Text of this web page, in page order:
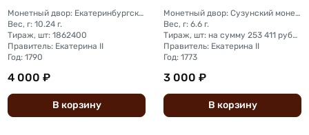
Монетный двор: Екатеринбургский монетный двор
Вес, г: 10.24 г.
Тираж, шт: 1862400
Правитель: Екатерина II
Год: 1790
4 000 ₽
В корзину
Монетный двор: Сузунский монетный двор (Сибирь)
Вес, г: 6.6 г.
Тираж, шт: на сумму 253 411 рублей 90 копеек (сумма 10 копеек + 5 копеек +2 копейки + 1 копейка + денга + полушка)
Правитель: Екатерина II
Год: 1773
3 000 ₽
В корзину